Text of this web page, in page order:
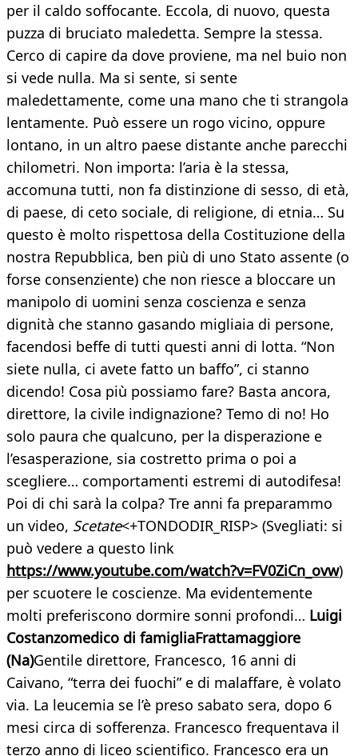
per il caldo soffocante. Eccola, di nuovo, questa
puzza di bruciato maledetta. Sempre la stessa.
Cerco di capire da dove proviene, ma nel buio non
si vede nulla. Ma si sente, si sente
maledettamente, come una mano che ti strangola
lentamente. Può essere un rogo vicino, oppure
lontano, in un altro paese distante anche parecchi
chilometri. Non importa: l’aria è la stessa,
accomuna tutti, non fa distinzione di sesso, di età,
di paese, di ceto sociale, di religione, di etnia… Su
questo è molto rispettosa della Costituzione della
nostra Repubblica, ben più di uno Stato assente (o
forse consenziente) che non riesce a bloccare un
manipolo di uomini senza coscienza e senza
dignità che stanno gasando migliaia di persone,
facendosi beffe di tutti questi anni di lotta. “Non
siete nulla, ci avete fatto un baffo”, ci stanno
dicendo! Cosa più possiamo fare? Basta ancora,
direttore, la civile indignazione? Temo di no! Ho
solo paura che qualcuno, per la disperazione e
l’esasperazione, sia costretto prima o poi a
scegliere… comportamenti estremi di autodifesa!
Poi di chi sarà la colpa? Tre anni fa preparammo
un video, Scetate<+TONDODIR_RISP> (Svegliati: si
può vedere a questo link
https://www.youtube.com/watch?v=FV0ZiCn_ovw)
per scuotere le coscienze. Ma evidentemente
molti preferiscono dormire sonni profondi… Luigi
Costanzomedico di famigliaFrattamaggiore
(Na)Gentile direttore, Francesco, 16 anni di
Caivano, “terra dei fuochi” e di malaffare, è volato
via. La leucemia se l’è preso sabato sera, dopo 6
mesi circa di sofferenza. Francesco frequentava il
terzo anno di liceo scientifico. Francesco era un